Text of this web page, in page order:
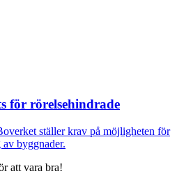
för rörelsehindrade
ställer krav på möjligheten för
byggnader.
att vara bra!